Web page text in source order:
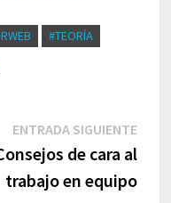
#TEORÍA
ENTRADA SIGUIENTE
de cara al
trabajo en equipo